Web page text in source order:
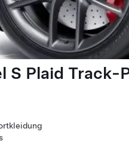
S Plaid Track-